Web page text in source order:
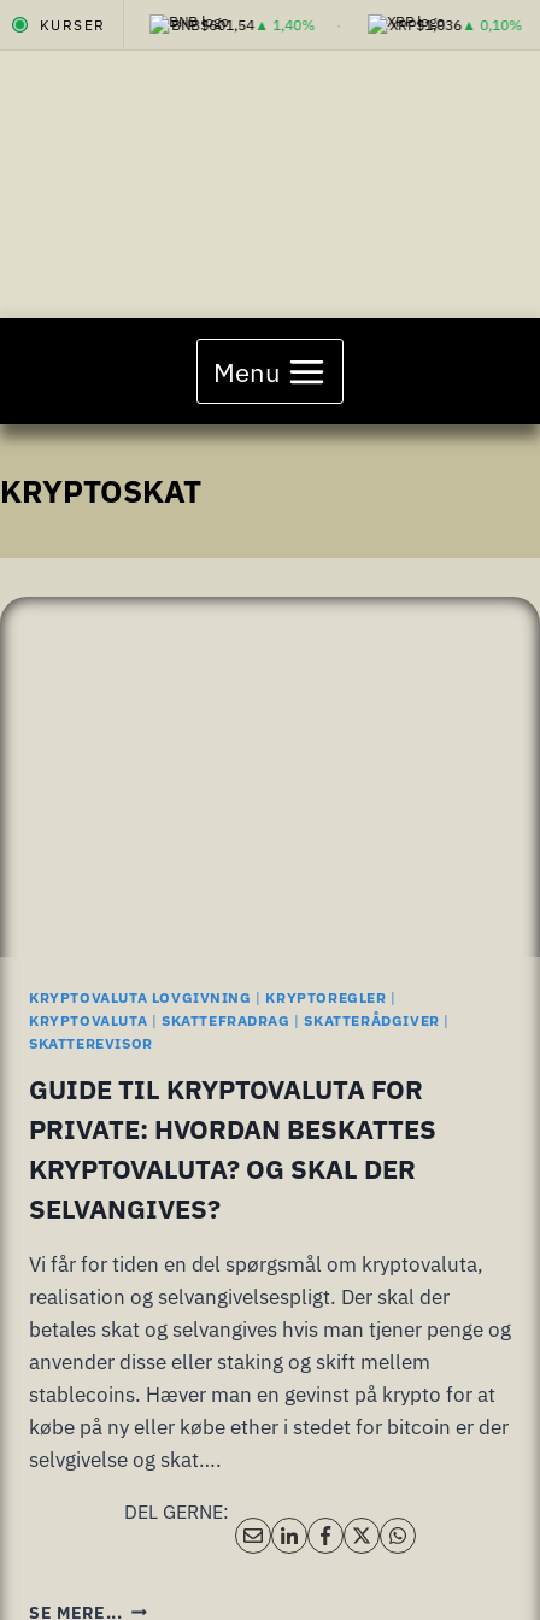
KURSER
▼ 0,20% BNB$601,54▲ 1,40% XRP$1,036▲ 0,10%
Menu
KRYPTOSKAT
KRYPTOVALUTA LOVGIVNING | KRYPTOREGLER |
KRYPTOVALUTA | SKATTEFRADRAG |SKATTERÅDGIVER |
SKATTEREVISOR
GUIDE TIL KRYPTOVALUTA FOR
PRIVATE: HVORDAN BESKATTES
KRYPTOVALUTA? OG SKAL DER
SELVANGIVES?
Vi får for tiden en del spørgsmål om kryptovaluta,
realisation og selvangivelsespligt. Der skal der
betales skat og selvangives hvis man tjener penge og
anvender disse eller staking og skift mellem
stablecoins. Hæver man en gevinst på krypto for at
købe på ny eller købe ether i stedet for bitcoin er der
selvgivelse og skat….
DEL GERNE:
SE MERE... GUIDE